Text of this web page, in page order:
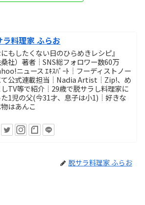
ラ料理家 ふらお
にもしたくない日のひらめきレシピ』
桑社）著者┊SNS総フォロワー数60万
ニュース ｴｷｽﾊﾟｰﾄ┊フーディストノー
て公式連載担当┊Nadia Artist┊Zip!、め
しTV等で紹介┊29歳で脱サラし料理家に
1児の父(今31才、息子は小1)┊好きな
はあんこ
脱サラ料理家 ふらお